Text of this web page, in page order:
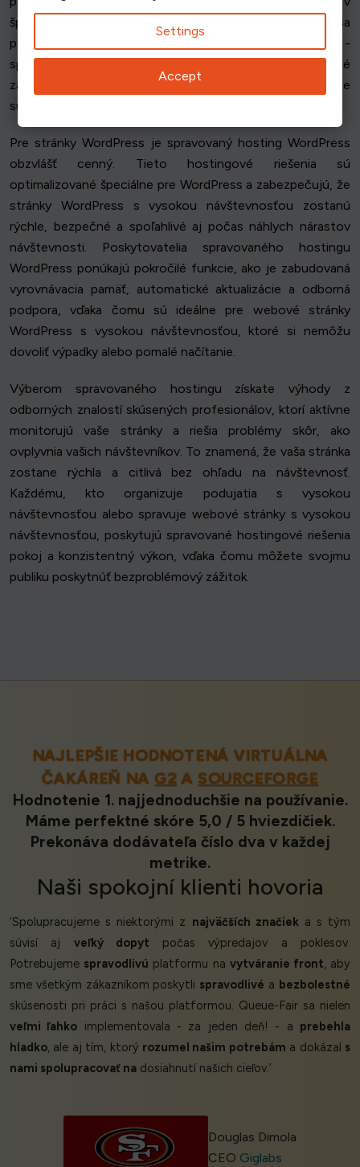
špičkovej prevádzke. Pri spravovanom hostingu sa
poskytovateľ hostingu postará o všetky technické detaily -
správu servera, aktualizácie zabezpečenia, denné
zálohovanie a monitorovanie výkonu - takže sa môžete
sústrediť na rozvoj svojho podnikania alebo podujatia.
Pre stránky WordPress je spravovaný hosting WordPress
obzvlášť cenný. Tieto hostingové riešenia sú
optimalizované špeciálne pre WordPress a zabezpečujú, že
stránky WordPress s vysokou návštevnosťou zostanú
rýchle, bezpečné a spoľahlivé aj počas náhlych nárastov
návštevnosti. Poskytovatelia spravovaného hostingu
WordPress ponúkajú pokročilé funkcie, ako je zabudovaná
vyrovnávacia pamäť, automatické aktualizácie a odborná
podpora, vďaka čomu sú ideálne pre webové stránky
WordPress s vysokou návštevnosťou, ktoré si nemôžu
dovoliť výpadky alebo pomalé načítanie.
Výberom spravovaného hostingu získate výhody z
odborných znalostí skúsených profesionálov, ktorí aktívne
monitorujú vaše stránky a riešia problémy skôr, ako
ovplyvnia vašich návštevníkov. To znamená, že vaša stránka
zostane rýchla a citlivá bez ohľadu na návštevnosť.
Každému, kto organizuje podujatia s vysokou
návštevnosťou alebo spravuje webové stránky s vysokou
návštevnosťou, poskytujú spravované hostingové riešenia
pokoj a konzistentný výkon, vďaka čomu môžete svojmu
publiku poskytnúť bezproblémový zážitok.
NAJLEPŠIE HODNOTENÁ VIRTUÁLNA
ČAKÁREŇ NAG2 A SOURCEFORGE
Hodnotenie 1. najjednoduchšie na používanie.
Máme perfektné skóre 5,0 / 5 hviezdičiek.
Prekonáva dodávateľa číslo dva v každej
metrike.
Naši spokojní klienti hovoria
‘Spolupracujeme s niektorými z najväčších značieka s tým
súvisí aj veľký dopyt počas výpredajov a poklesov.
Potrebujeme spravodlivú platformu na vytváranie front, aby
sme všetkým zákazníkom poskytli spravodlivé a bezbolestné
skúsenosti pri práci s našou platformou. Queue-Fair sa nielen
veľmi ľahko implementovala - za jeden deň! - a prebehla
hladko, ale aj tím, ktorý rozumel našim potrebám a dokázal s
nami spolupracovať na dosiahnutí našich cieľov.’
Douglas Dimola
CEO Giglabs
Settings
Accept